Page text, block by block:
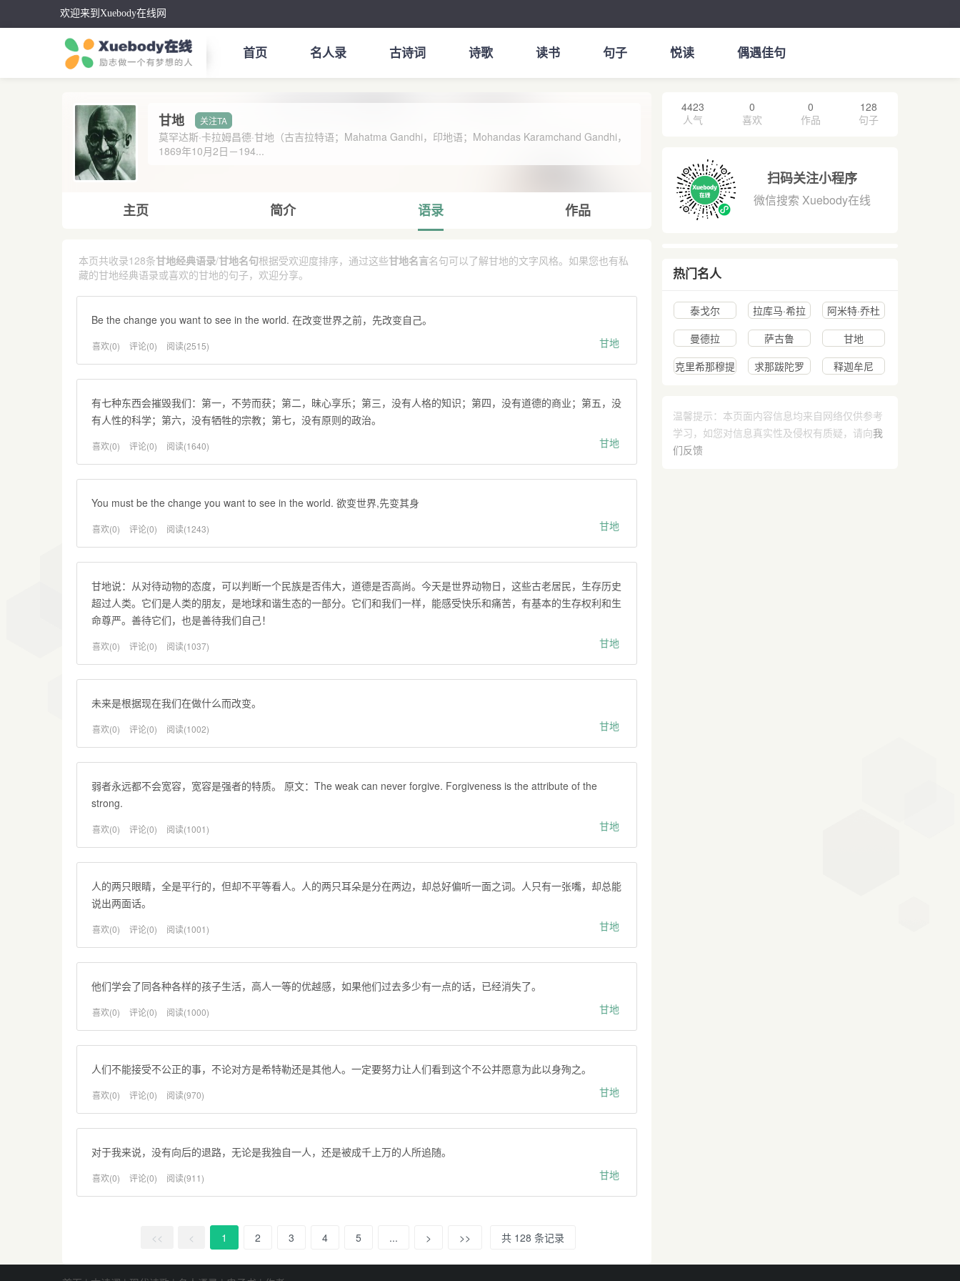
欢迎来到Xuebody在线网
首页 名人录 古诗词 诗歌 读书 句子 悦读 偶遇佳句
甘地
莫罕达斯·卡拉姆昌德·甘地（古吉拉特语；Mahatma Gandhi，印地语；Mohandas Karamchand Gandhi，
1869年10月2日－194...
主页 简介 语录 作品
本页共收录128条甘地经典语录/甘地名句根据受欢迎度排序，通过这些甘地名言名句可以了解甘地的文字风格。如果您也有私
藏的甘地经典语录或喜欢的甘地的句子，欢迎分享。
Be the change you want to see in the world. 在改变世界之前，先改变自己。
喜欢(0) 评论(0) 阅读(2515) 甘地
有七种东西会摧毁我们：第一，不劳而获；第二，昧心享乐；第三，没有人格的知识；第四，没有道德的商业；第五，没
有人性的科学；第六，没有牺牲的宗教；第七，没有原则的政治。
喜欢(0) 评论(0) 阅读(1640) 甘地
You must be the change you want to see in the world. 欲变世界,先变其身
喜欢(0) 评论(0) 阅读(1243) 甘地
甘地说：从对待动物的态度，可以判断一个民族是否伟大，道德是否高尚。今天是世界动物日，这些古老居民，生存历史
超过人类。它们是人类的朋友，是地球和谐生态的一部分。它们和我们一样，能感受快乐和痛苦，有基本的生存权利和生
命尊严。善待它们，也是善待我们自己！
喜欢(0) 评论(0) 阅读(1037) 甘地
未来是根据现在我们在做什么而改变。
喜欢(0) 评论(0) 阅读(1002) 甘地
弱者永远都不会宽容，宽容是强者的特质。 原文：The weak can never forgive. Forgiveness is the attribute of the
strong.
喜欢(0) 评论(0) 阅读(1001) 甘地
人的两只眼睛，全是平行的，但却不平等看人。人的两只耳朵是分在两边，却总好偏听一面之词。人只有一张嘴，却总能
说出两面话。
喜欢(0) 评论(0) 阅读(1001) 甘地
他们学会了同各种各样的孩子生活，高人一等的优越感，如果他们过去多少有一点的话，已经消失了。
喜欢(0) 评论(0) 阅读(1000) 甘地
人们不能接受不公正的事，不论对方是希特勒还是其他人。一定要努力让人们看到这个不公并愿意为此以身殉之。
喜欢(0) 评论(0) 阅读(970) 甘地
对于我来说，没有向后的退路，无论是我独自一人，还是被成千上万的人所追随。
喜欢(0) 评论(0) 阅读(911) 甘地
<< < 1 2 3 4 5 ... > >> 共 128 条记录
4423
人气
0
喜欢
0
作品
128
句子
扫码关注小程序
微信搜索 Xuebody在线
热门名人
泰戈尔
拉库马·希拉
尼
阿米特·乔杜
里
曼德拉
萨古鲁
甘地
克里希那穆提
求那跋陀罗 释迦牟尼
温馨提示：本页面内容信息均来自网络仅供参考
学习，如您对信息真实性及侵权有质疑，请向我
们反馈